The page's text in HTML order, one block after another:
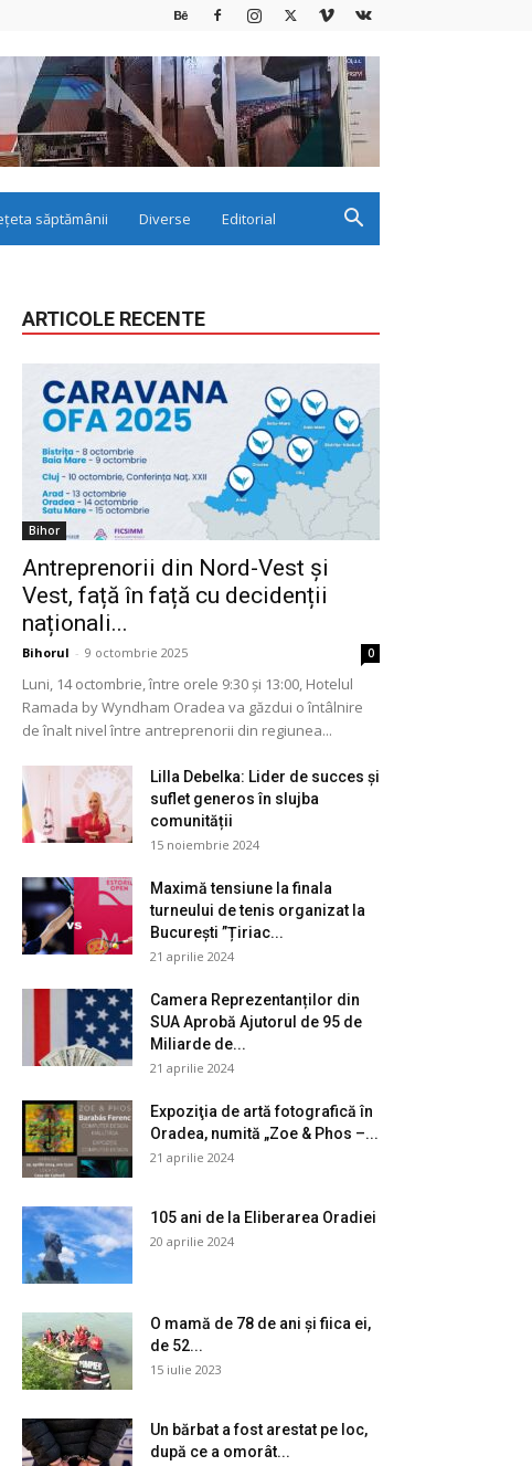
săptămânii Diverse Editorial
ARTICOLE RECENTE
Bihor
Antreprenorii din Nord-Vest și
Vest, față în față cu decidenții
naționali...
Bihorul - 9 octombrie 2025 0
Luni, 14 octombrie, între orele 9:30 și 13:00, Hotelul
Ramada by Wyndham Oradea va găzdui o întâlnire
de înalt nivel între antreprenorii din regiunea...
Lilla Debelka: Lider de succes și
suflet generos în slujba
comunității
15 noiembrie 2024
Maximă tensiune la finala
turneului de tenis organizat la
București ”Țiriac...
21 aprilie 2024
Camera Reprezentanților din
SUA Aprobă Ajutorul de 95 de
Miliarde de...
21 aprilie 2024
Expoziţia de artă fotografică în
Oradea, numită „Zoe & Phos –...
21 aprilie 2024
105 ani de la Eliberarea Oradiei
20 aprilie 2024
O mamă de 78 de ani și fiica ei,
de 52...
15 iulie 2023
Un bărbat a fost arestat pe loc,
după ce a omorât...